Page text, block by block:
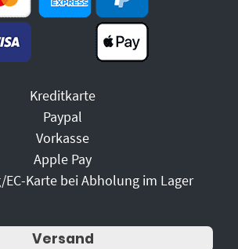
Kreditkarte
Paypal
Vorkasse
Apple Pay
Karte bei Abholung im Lager
Versand